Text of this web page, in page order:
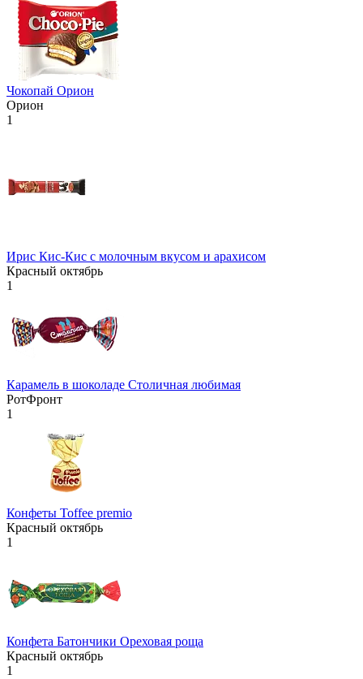
Чокопай Орион
Орион
1
Ирис Кис-Кис с молочным вкусом и арахисом
Красный октябрь
1
Карамель в шоколаде Столичная любимая
РотФронт
1
Конфеты Toffee premio
Красный октябрь
1
Конфета Батончики Ореховая роща
Красный октябрь
1